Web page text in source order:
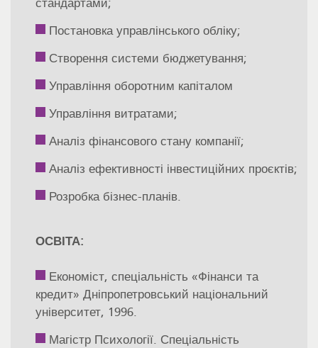
стандартами;
Постановка управлінського обліку;
Створення системи бюджетування;
Управління оборотним капіталом
Управління витратами;
Аналіз фінансового стану компанії;
Аналіз ефективності інвестиційних проєктів;
Розробка бізнес-планів.
ОСВІТА:
Економіст, спеціальність «Фінанси та
кредит» Дніпропетровський національний
університет, 1996.
Магістр Психології. Спеціальність